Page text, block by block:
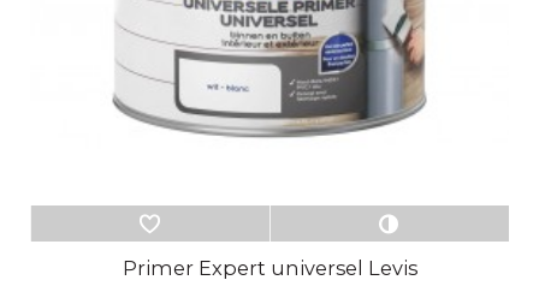
Primer Expert universel Levis